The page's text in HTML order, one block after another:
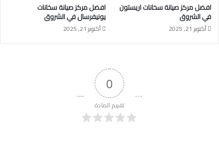
افضل مركز صيانة سخانات اريستون
في الشروق
أكتوبر 21, 2025
افضل مركز صيانة سخانات
يونيفرسال في الشروق
أكتوبر 21, 2025
0
تقييم المادة